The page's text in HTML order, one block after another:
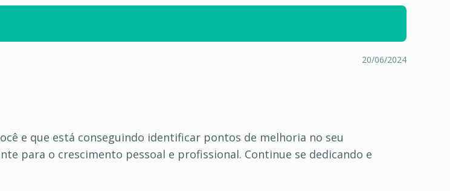
20/06/2024
e que está conseguindo identificar pontos de melhoria no seu
para o crescimento pessoal e profissional. Continue se dedicando e